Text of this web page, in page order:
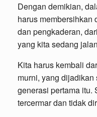
Dengan demikian,
harus membersihkan
dan pengkaderan,
yang kita sedang
Kita harus kembali
murni, yang
generasi pertama itu.
tercermar dan tidak